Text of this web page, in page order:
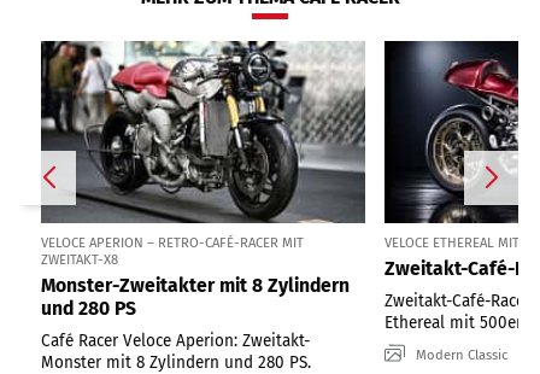
VELOCE APERION – RETRO-CAFÉ-RACER MIT
ZWEITAKT-X8
Monster-Zweitakter mit 8 Zylindern
und 280 PS
Café Racer Veloce Aperion: Zweitakt-
Monster mit 8 Zylindern und 280 PS.
VELOCE ETHEREAL MIT
Zweitakt-Café-
Zweitakt-Café-Racer
Ethereal mit 500er-
Modern Classic